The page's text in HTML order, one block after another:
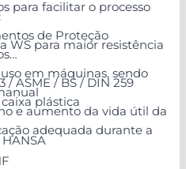
para facilitar o processo
WS para maior resistência
/ ASME / BS / DIN 259
plástica
de Proteção
em máquinas, sendo
e aumento da vida útil da
adequada durante a
HANSA